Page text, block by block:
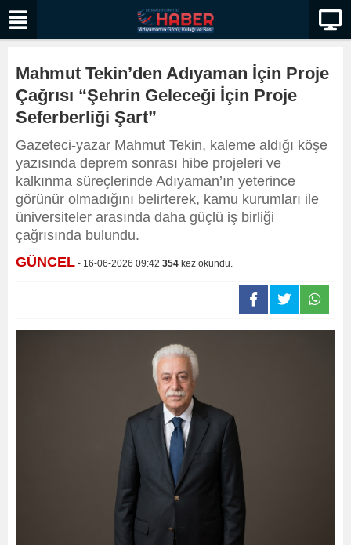
Mahmut Tekin’den Adıyaman İçin Proje
Çağrısı “Şehrin Geleceği İçin Proje
Seferberliği Şart”
Gazeteci-yazar Mahmut Tekin, kaleme aldığı köşe
yazısında deprem sonrası hibe projeleri ve
kalkınma süreçlerinde Adıyaman’ın yeterince
görünür olmadığını belirterek, kamu kurumları ile
üniversiteler arasında daha güçlü iş birliği
çağrısında bulundu.
GÜNCEL - 16-06-2026 09:42 354 kez okundu.